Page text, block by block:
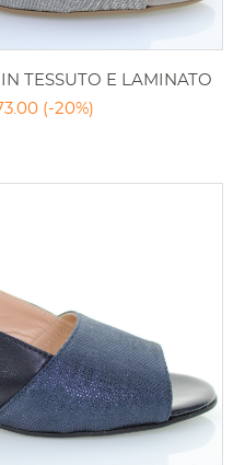
TESSUTO E LAMINATO
(-20%)